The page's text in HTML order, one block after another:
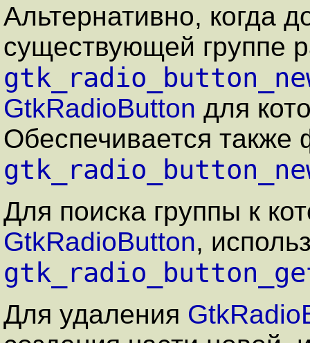
Альтернативно, когда
существующей группе
GtkRadioButton для
Обеспечивается также
Для поиска группы к
GtkRadioButton,
Для удаления